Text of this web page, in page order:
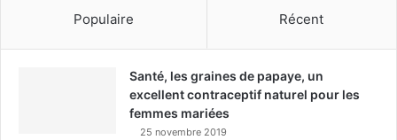
Populaire Récent
Santé, les graines de papaye, un
excellent contraceptif naturel pour les
femmes mariées
25 novembre 2019